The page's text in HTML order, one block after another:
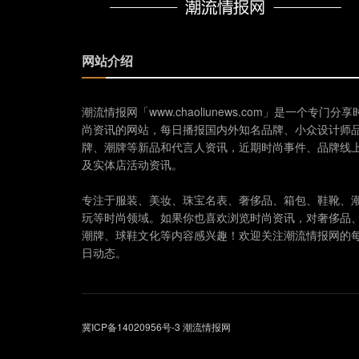
网站介绍
潮流情报网「www.chaoliunews.com」是一个专门分享
尚资讯的网站，每日播报国内外知名品牌、小众设计师
牌、潮牌等新品和代言人资讯，近期时尚事件、品牌线
及实体店活动资讯。
专注于服装、美妆、珠宝名表、奢侈品、箱包、鞋靴、
玩等时尚领域。如果你也喜欢浏览时尚资讯，对奢侈品
潮牌、球鞋文化等内容感兴趣！欢迎关注潮流情报网的
日动态。
冀ICP备14020956号-3 潮流情报网